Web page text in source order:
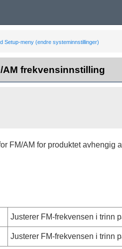
Setup-meny (endre systeminnstillinger)
frekvensinnstilling
FM/AM for produktet avhengig
Justerer FM-frekvensen i trinn
Justerer FM-frekvensen i trinn